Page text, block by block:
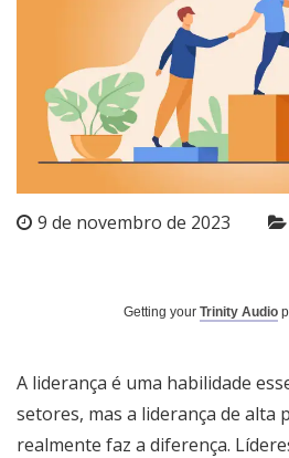
9 de novembro de 2023
Getting your Trinity Audio
A liderança é uma habilidade
setores, mas a liderança de alta
realmente faz a diferença.